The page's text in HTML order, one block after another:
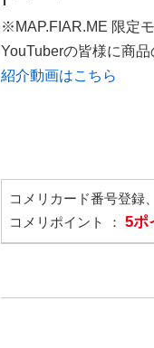
※MAP.FIAR.ME 限定
YouTuberの皆様に商
紹介動画はこちら
コメリカード番号登録
コメリポイント ： 5ポ